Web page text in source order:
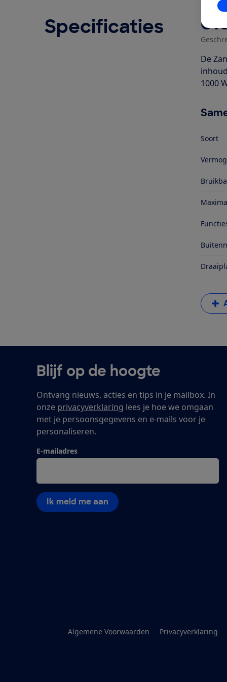
Specificaties
De
1000
Soort
Blijf op de hoogte
Ontvang nieuws, acties en tips in je mailbox. In
onze privacyverklaring lees je hoe we omgaan
met je persoonsgegevens en e-mails voor je
personaliseren.
E-mailadres
Ik meld me aan
Algemene Voorwaarden Privacyverklaring